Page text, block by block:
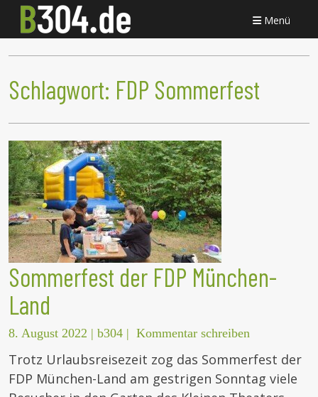
Menü
Schlagwort: FDP Sommerfest
Sommerfest der FDP München-
Land
8. August 2022 | b304 | Kommentar schreiben
Trotz Urlaubsreisezeit zog das Sommerfest der
FDP München-Land am gestrigen Sonntag viele